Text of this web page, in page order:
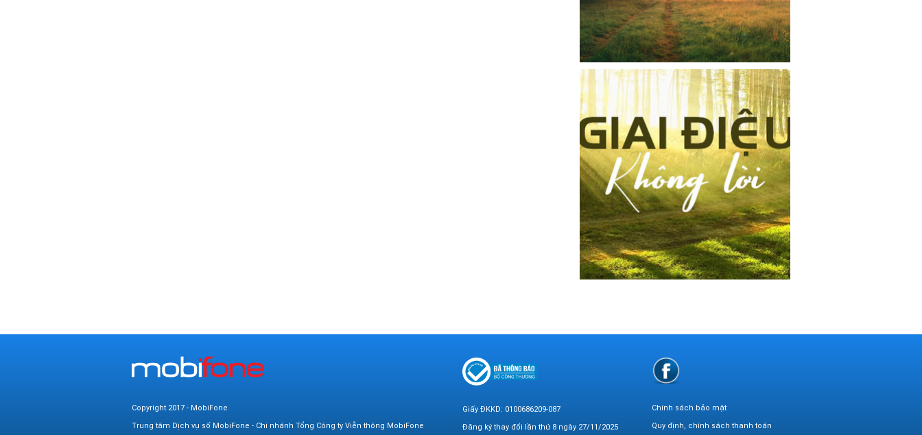
Copyright 2017 - MobiFone
Trung tâm Dịch vụ số MobiFone - Chi nhánh Tổng Công ty Viễn thông MobiFone
Giấy ĐKKD: 0100686209-087
Đăng ký thay đổi lần thứ 8 ngày 27/11/2025
Chính sách bảo mật
Quy định, chính sách thanh toán